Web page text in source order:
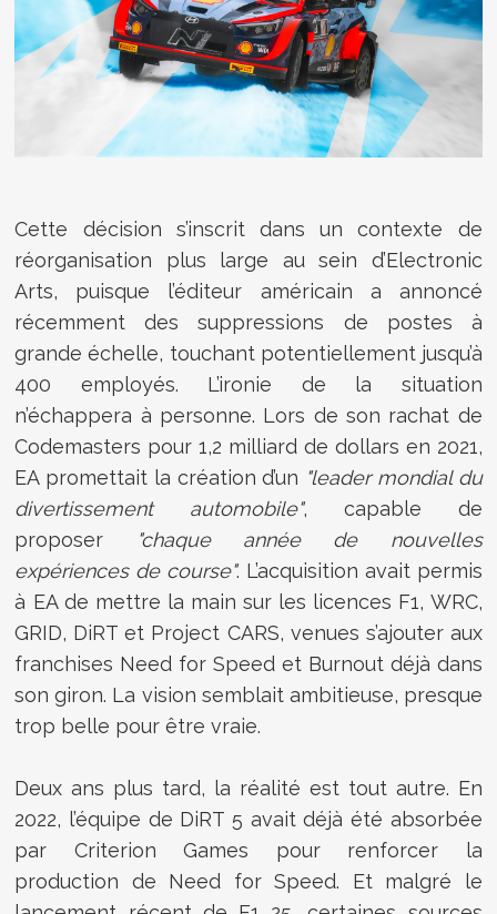
Cette décision s’inscrit dans un contexte de
réorganisation plus large au sein d’Electronic
Arts, puisque l’éditeur américain a annoncé
récemment des suppressions de postes à
grande échelle, touchant potentiellement jusqu’à
400 employés. L’ironie de la situation
n’échappera à personne. Lors de son rachat de
Codemasters pour 1,2 milliard de dollars en 2021,
EA promettait la création d’un "leader mondial du
divertissement automobile", capable de
proposer
"chaque année de nouvelles
expériences de course". L’acquisition avait permis
à EA de mettre la main sur les licences F1, WRC,
GRID, DiRT et Project CARS, venues s’ajouter aux
franchises Need for Speed et Burnout déjà dans
son giron. La vision semblait ambitieuse, presque
trop belle pour être vraie.
Deux ans plus tard, la réalité est tout autre. En
2022, l’équipe de DiRT 5 avait déjà été absorbée
par Criterion Games pour renforcer la
production de Need for Speed. Et malgré le